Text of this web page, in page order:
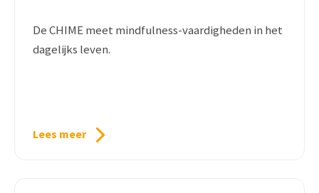
De CHIME meet mindfulness-vaardigheden in het
dagelijks leven.
Lees meer